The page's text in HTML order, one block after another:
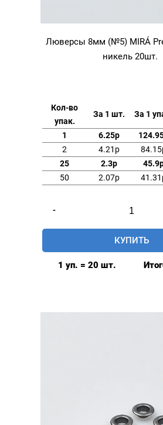
Люверсы 8мм (№5) MIRÁ
никель 20шт.
Кол-во
упак.
За 1 шт. За 1
1 6.25р
2
4.21р
25
2.3р
50
2.07р
-
товара
Люверсы
8мм
КУПИТЬ
1 уп. = 20 шт.